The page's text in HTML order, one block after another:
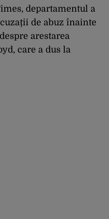
departamentul a
de abuz înainte
arestarea
care a dus la